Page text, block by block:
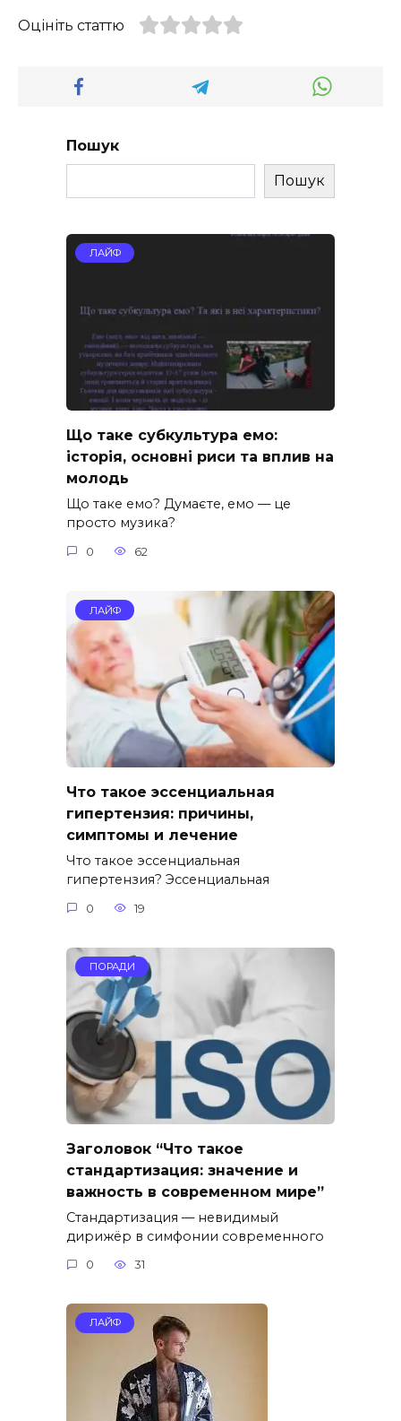
Оцініть статтю
Пошук
Пошук
ЛАЙФ
Що таке субкультура емо:
історія, основні риси та вплив на
молодь
Що таке емо? Думаєте, емо — це
просто музика?
0 62
ЛАЙФ
Что такое эссенциальная
гипертензия: причины,
симптомы и лечение
Что такое эссенциальная
гипертензия? Эссенциальная
0 19
ПОРАДИ
Заголовок “Что такое
стандартизация: значение и
важность в современном мире”
Стандартизация — невидимый
дирижёр в симфонии современного
0 31
ЛАЙФ